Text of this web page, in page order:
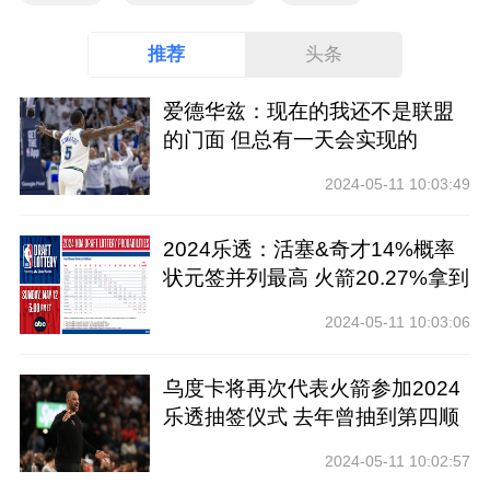
推荐 头条
爱德华兹：现在的我还不是联盟
的门面 但总有一天会实现的
2024-05-11 10:03:49
2024乐透：活塞&奇才14%概率
状元签并列最高 火箭20.27%拿到
2024-05-11 10:03:06
乌度卡将再次代表火箭参加2024
乐透抽签仪式 去年曾抽到第四顺
2024-05-11 10:02:57